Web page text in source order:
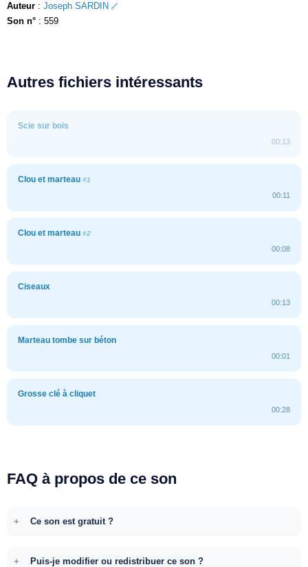
Auteur : Joseph SARDIN
Son n° : 559
Autres fichiers intéressants
Scie sur bois
00:13
Clou et marteau #1
00:11
Clou et marteau #2
00:08
Ciseaux
00:13
Marteau tombe sur béton
00:01
Grosse clé à cliquet
00:28
FAQ à propos de ce son
Ce son est gratuit ?
Puis-je modifier ou redistribuer ce son ?